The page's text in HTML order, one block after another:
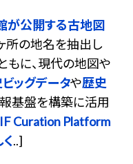
が公開する古地図
所の地名を抽出し
もに、現代の地図や
ッグデータや歴史
基盤を構築に活用
Curation Platform
..]